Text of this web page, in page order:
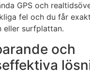
GPS och
fel och du får
surfplattan.
och